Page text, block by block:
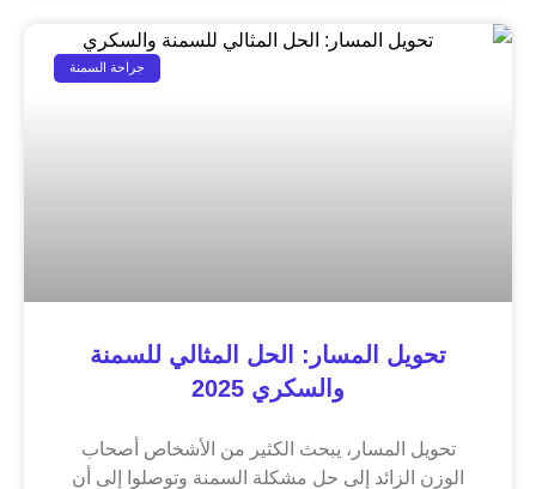
جراحة السمنة
تحويل المسار: الحل المثالي للسمنة
والسكري 2025
تحويل المسار، يبحث الكثير من الأشخاص أصحاب
الوزن الزائد إلى حل مشكلة السمنة وتوصلوا إلى أن